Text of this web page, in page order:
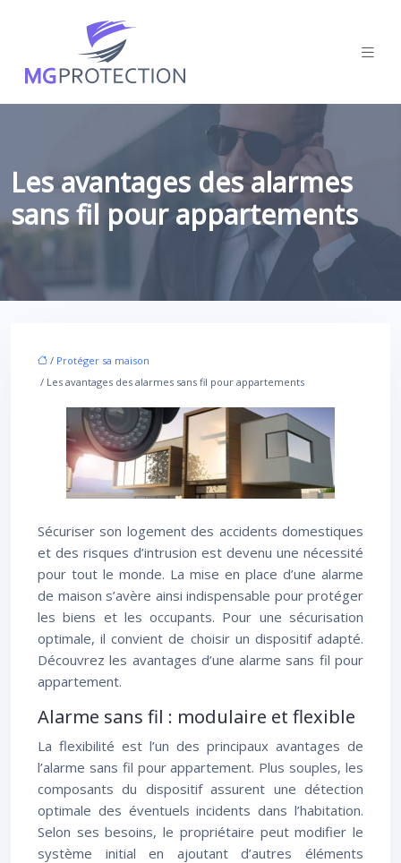
Les avantages des alarmes
sans fil pour appartements
/ Protéger sa maison
/ Les avantages des alarmes sans fil pour appartements
Sécuriser son logement des accidents domestiques
et des risques d’intrusion est devenu une nécessité
pour tout le monde. La mise en place d’une alarme
de maison s’avère ainsi indispensable pour protéger
les biens et les occupants. Pour une sécurisation
optimale, il convient de choisir un dispositif adapté.
Découvrez les avantages d’une alarme sans fil pour
appartement.
Alarme sans fil : modulaire et flexible
La flexibilité est l’un des principaux avantages de
l’alarme sans fil pour appartement. Plus souples, les
composants du dispositif assurent une détection
optimale des éventuels incidents dans l’habitation.
Selon ses besoins, le propriétaire peut modifier le
système initial en ajoutant d’autres éléments